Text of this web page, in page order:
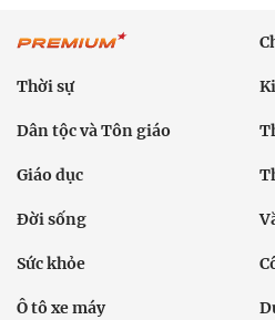
Thời sự
Dân tộc và Tôn giáo
Giáo dục
Đời sống
Sức khỏe
Ô tô xe máy